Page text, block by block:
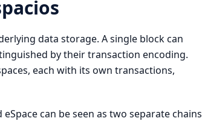
data storage. A single block can
by their transaction encoding.
each with its own transactions,
can be seen as two separate chains